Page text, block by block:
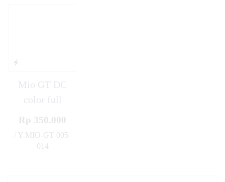
Mio GT DC
color full
Rp 350.000
/ Y-MIO-GT-005-
014